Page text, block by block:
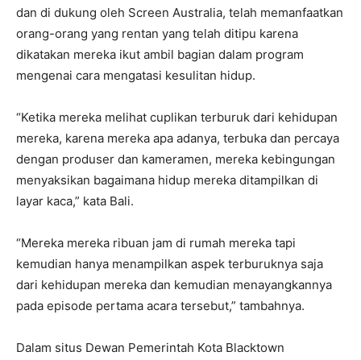
dan di dukung oleh Screen Australia, telah memanfaatkan
orang-orang yang rentan yang telah ditipu karena
dikatakan mereka ikut ambil bagian dalam program
mengenai cara mengatasi kesulitan hidup.
“Ketika mereka melihat cuplikan terburuk dari kehidupan
mereka, karena mereka apa adanya, terbuka dan percaya
dengan produser dan kameramen, mereka kebingungan
menyaksikan bagaimana hidup mereka ditampilkan di
layar kaca,” kata Bali.
“Mereka mereka ribuan jam di rumah mereka tapi
kemudian hanya menampilkan aspek terburuknya saja
dari kehidupan mereka dan kemudian menayangkannya
pada episode pertama acara tersebut,” tambahnya.
Dalam situs Dewan Pemerintah Kota Blacktown